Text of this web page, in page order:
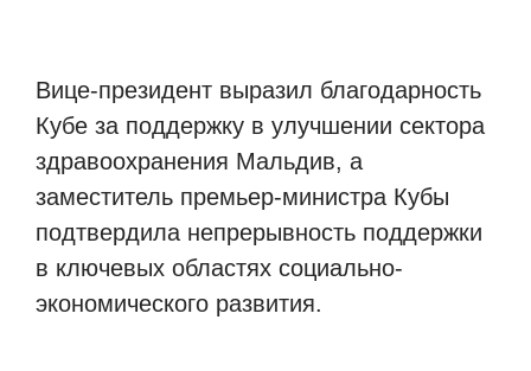
Вице-президент выразил благодарность
Кубе за поддержку в улучшении сектора
здравоохранения Мальдив, а
заместитель премьер-министра Кубы
подтвердила непрерывность поддержки
в ключевых областях социально-
экономического развития.